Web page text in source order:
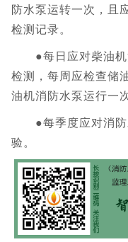
防水泵运转一次，且
检测记录。
●每日应对柴油机
检测，每周应检查储
油机消防水泵运行一次
●每季度应对消防
验。